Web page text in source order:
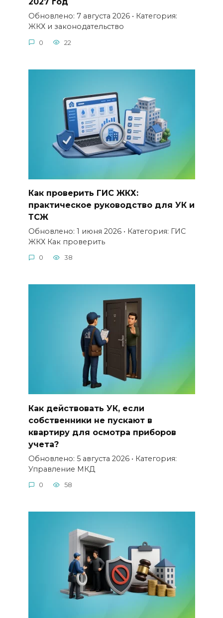
Обновлено: 7 августа 2026 • Категория:
ЖКХ и законодательство
0 22
Как проверить ГИС ЖКХ:
практическое руководство для УК и
ТСЖ
Обновлено: 1 июня 2026 • Категория: ГИС
ЖКХ Как проверить
0 38
Как действовать УК, если
собственники не пускают в
квартиру для осмотра приборов
учета?
Обновлено: 5 августа 2026 • Категория:
Управление МКД
0 58